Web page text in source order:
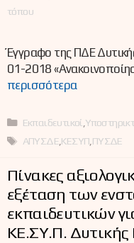
τόπου
Έγγραφο της ΠΔΕ
01-2018
περισσότερα
Κατηγορίες
Εκπαιδευτικοί
Ετικέτες
ΑΠΥΣΔΕ ΚΕΣΥΠ ΠΥΣΔΕ
Πίνακες
εξέταση των
εκπαιδευτικών
ΚΕ.ΣΥ.Π. Δυτικής